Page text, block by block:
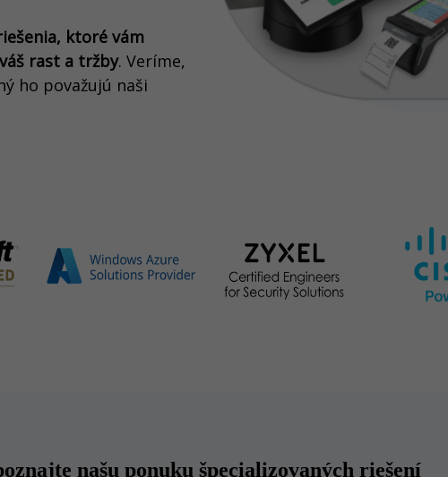
ktoré vám
rast a tržby. Veríme,
ho považujú naši
našu ponuku špecializovaných riešení